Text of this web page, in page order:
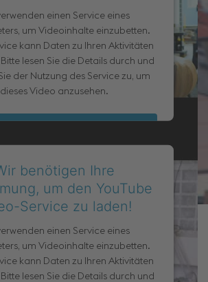
einen Service eines
um Videoinhalte einzubetten.
kann Daten zu Ihren Aktivitäten
lesen Sie die Details durch und
der Nutzung des Service zu, um
dieses Video anzusehen.
benötigen Ihre
um den YouTube
Service zu laden!
einen Service eines
um Videoinhalte einzubetten.
kann Daten zu Ihren Aktivitäten
lesen Sie die Details durch und